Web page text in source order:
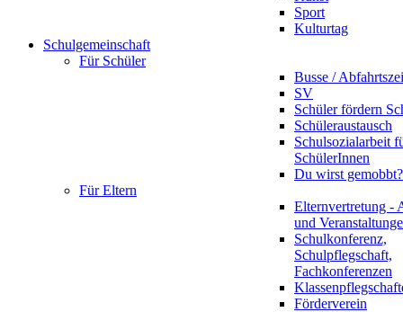
Sport
Kulturtag
Schulgemeinschaft
Für Schüler
Busse /
SV
Schüler fördern
Schüleraustausch
Schulsozialarbeit
SchülerInnen
Du wirst gemobbt?
Für Eltern
Elternvertretung -
und
Schulkonferenz,
Schulpflegschaft,
Fachkonferenzen
Förderverein